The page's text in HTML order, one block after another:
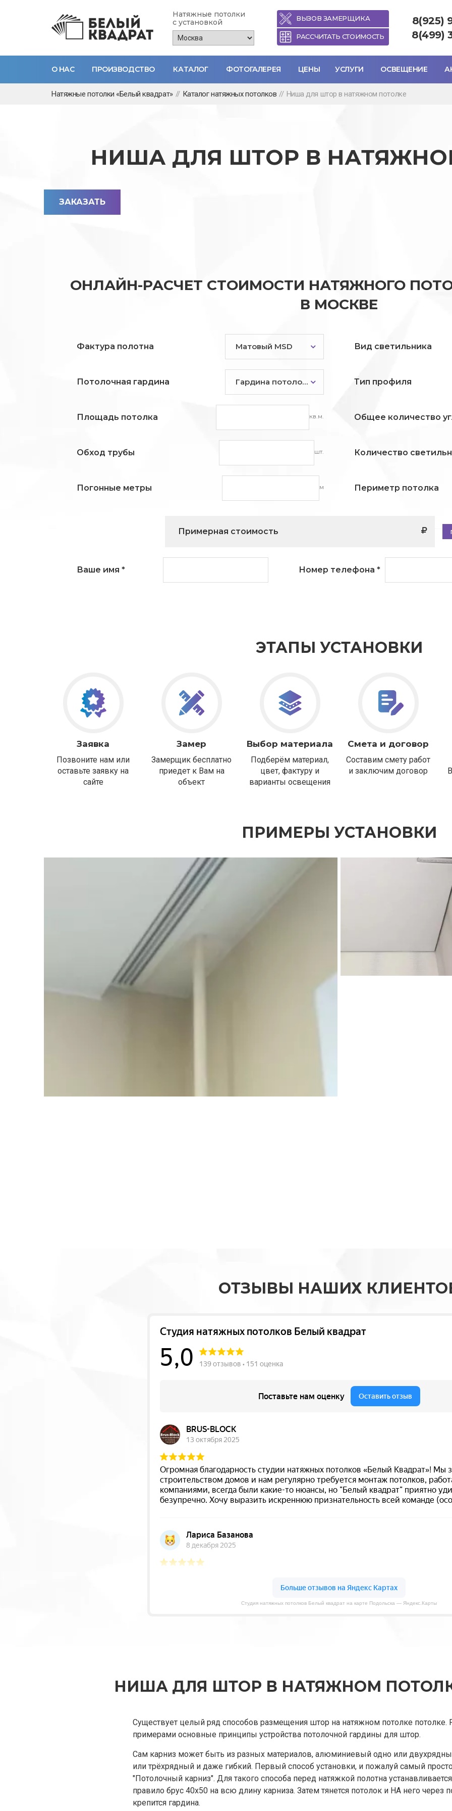
Натяжные потолки
с установкой
ВЫЗОВ ЗАМЕРЩИКА
РАССЧИТАТЬ СТОИМОСТЬ
8(925)
8(499)
О НАС ПРОИЗВОДСТВО КАТАЛОГ ФОТОГАЛЕРЕЯ ЦЕНЫ УСЛУГИ ОСВЕЩЕНИЕ
Натяжные потолки «Белый квадрат» // Каталог натяжных потолков // Ниша для штор в натяжном потолке
НИША ДЛЯ ШТОР В
ЗАКАЗАТЬ
ОНЛАЙН-РАСЧЕТ СТОИМОСТИ НАТЯЖНОГО
В МОСКВЕ
Фактура полотна Матовый MSD Вид светильника
Потолочная гардина Гардина потолочная Тип профиля
Площадь потолка кв.м. Общее количество
Обход трубы шт. Количество
Погонные метры м Периметр потолка
Примерная стоимость
Ваше имя * Номер телефона *
ЭТАПЫ УСТАНОВКИ
Заявка
Позвоните нам или
оставьте заявку на
сайте
Замер
Замерщик бесплатно
приедет к Вам на
объект
Выбор материала
Подберём материал,
цвет, фактуру и
варианты освещения
Смета и договор
Составим смету работ
и заключим договор
ПРИМЕРЫ УСТАНОВКИ
ОТЗЫВЫ НАШИХ
Студия натяжных потолков Белый квадрат на карте Подольска — Яндекс.Карты
НИША ДЛЯ ШТОР В НАТЯЖНОМ
Существует целый ряд способов размещения штор на натяжном потолке потолке.
примерами основные принципы устройства потолочной гардины для штор.
Сам карниз может быть из разных материалов, алюминиевый одно или
или трёхрядный и даже гибкий. Первый способ установки, и пожалуй самый
"Потолочный карниз". Для такого способа перед натяжкой полотна
правило брус 40х50 на всю длину карниза. Затем тянется потолок и НА него через
крепится гардина.